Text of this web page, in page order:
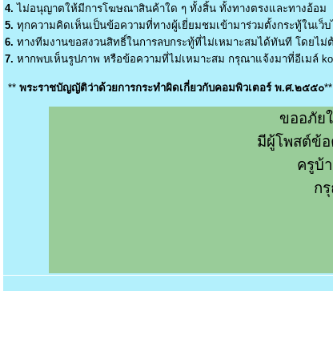
4. ไม่อนุญาตให้มีการโฆษณาสินค้าใด ๆ ทั้งสิ้น ทั้งทางตรงและทางอ้อม
5. ทุกความคิดเห็นเป็นข้อความที่ทางผู้เยี่ยมชมเข้ามาร่วมตั้งกระทู้ในเว็
6. ทางทีมงานขอสงวนสิทธิ์ในการลบกระทู้ที่ไม่เหมาะสมได้ทันที โดยไ
7. หากพบเห็นรูปภาพ หรือข้อความที่ไม่เหมาะสม กรุณาแจ้งมาที่อีเมล์
** พระราชบัญญัติว่าด้วยการกระทำผิดเกี่ยวกับคอมพิวเตอร์ พ.ศ.๒๕๕๐**
ขออภัย
มีผู้โพสต์ข้อ
ครูบ้
ก